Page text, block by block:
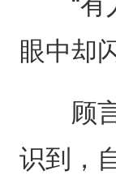
眼中却
顾言
识到，